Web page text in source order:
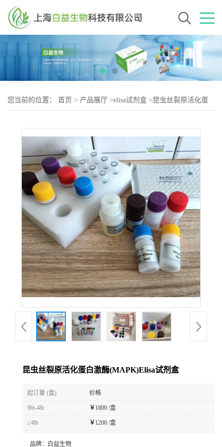
您当前的位置： 首页 > 产品展厅 >elisa试剂盒 > 昆虫丝裂原活化蛋
昆虫丝裂原活化蛋白激酶(MAPK)Elisa试剂盒
起订量 (盒) 价格
96t-48t ￥ 1800 /盒
≥48t ￥ 1200 /盒
品牌：
白益生物